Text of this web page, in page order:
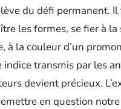
du défi permanent.
les formes, se fier à
à la couleur d’un
indice transmis par les
devient précieux.
en question